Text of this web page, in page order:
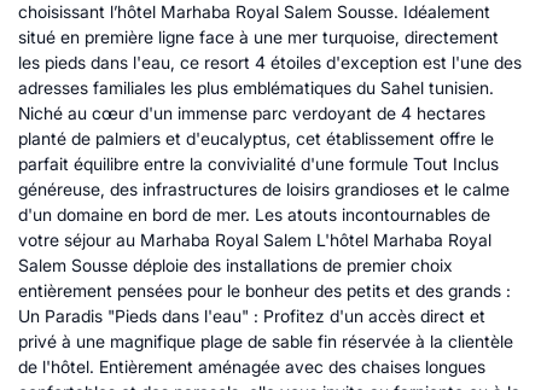
choisissant l’hôtel Marhaba Royal Salem Sousse. Idéalement
situé en première ligne face à une mer turquoise, directement
les pieds dans l'eau, ce resort 4 étoiles d'exception est l'une des
adresses familiales les plus emblématiques du Sahel tunisien.
Niché au cœur d'un immense parc verdoyant de 4 hectares
planté de palmiers et d'eucalyptus, cet établissement offre le
parfait équilibre entre la convivialité d'une formule Tout Inclus
généreuse, des infrastructures de loisirs grandioses et le calme
d'un domaine en bord de mer. Les atouts incontournables de
votre séjour au Marhaba Royal Salem L'hôtel Marhaba Royal
Salem Sousse déploie des installations de premier choix
entièrement pensées pour le bonheur des petits et des grands :
Un Paradis "Pieds dans l'eau" : Profitez d'un accès direct et
privé à une magnifique plage de sable fin réservée à la clientèle
de l'hôtel. Entièrement aménagée avec des chaises longues